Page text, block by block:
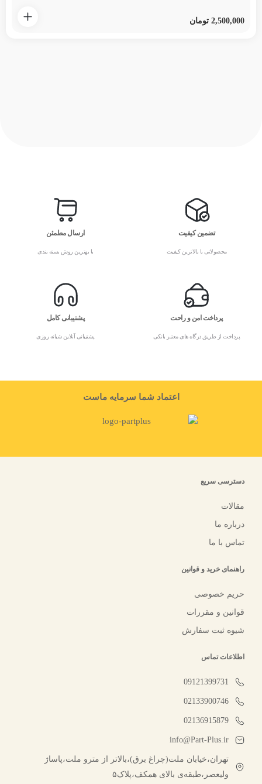
2,500,000 تومان
تضمین کیفیت
محصولاتی با بالاترین کیفیت
ارسال مطمئن
با بهترین روش بسته بندی
پرداخت امن و راحت
پرداخت از طریق درگاه های معتبر بانکی
پشتیبانی کامل
پشتیبانی آنلاین شبانه روزی
اعتماد شما سرمایه ماست
دسترسی سریع
مقالات
درباره ما
تماس با ما
راهنمای خرید و قوانین
حریم خصوصی
قوانین و مقررات
شیوه ثبت سفارش
اطلاعات تماس
09121399731
02133900746
02136915879
info@Part-Plus.ir
تهران،خیابان ملت(چراغ برق)،بالاتر از مترو ملت،پاساژ
ولیعصر،طبقه‌ی بالای همکف،پلاک۵